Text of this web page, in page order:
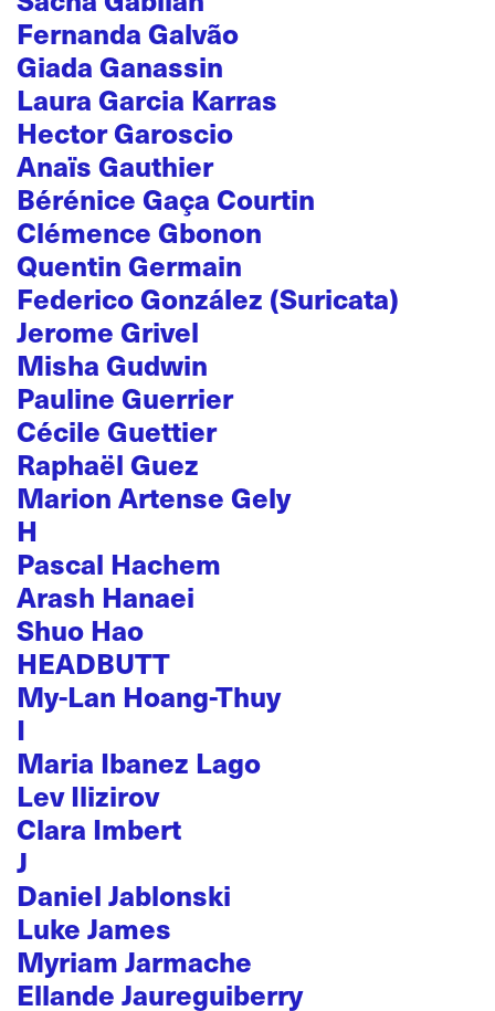
Fernanda Galvão
Giada Ganassin
Laura Garcia Karras
Hector Garoscio
Anaïs Gauthier
Bérénice Gaça Courtin
Clémence Gbonon
Quentin Germain
Federico González (Suricata)
Jerome Grivel
Misha Gudwin
Pauline Guerrier
Cécile Guettier
Raphaël Guez
Marion Artense Gely
H
Pascal Hachem
Arash Hanaei
Shuo Hao
HEADBUTT
My-Lan Hoang-Thuy
I
Maria Ibanez Lago
Lev Ilizirov
Clara Imbert
J
Daniel Jablonski
Luke James
Myriam Jarmache
Ellande Jaureguiberry